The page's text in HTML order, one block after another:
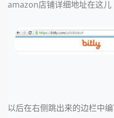
amazon店铺详细地址在这儿
以后在右侧跳出来的边栏中